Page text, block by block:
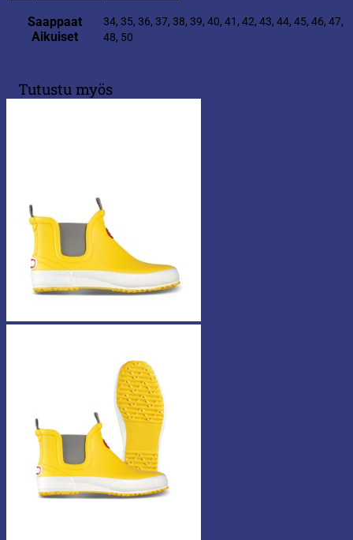
Saappaat
Aikuiset
34, 35, 36, 37, 38, 39, 40, 41, 42, 43, 44, 45, 46, 47,
48, 50
Tutustu myös